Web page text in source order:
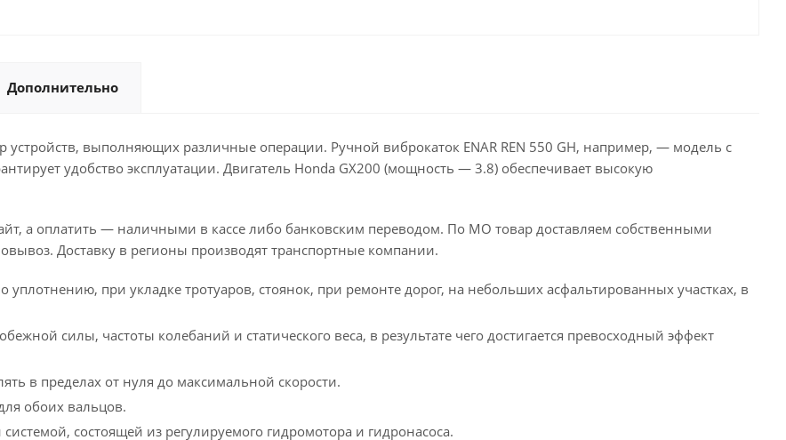
Дополнительно
выполняющих различные операции. Ручной виброкаток ENAR REN 550 GH, например, — модель с
удобство эксплуатации. Двигатель Honda GX200 (мощность — 3.8) обеспечивает высокую
а оплатить — наличными в кассе либо банковским переводом. По МО товар доставляем собственными
Доставку в регионы производят транспортные компании.
при укладке тротуаров, стоянок, при ремонте дорог, на небольших асфальтированных участках, в
силы, частоты колебаний и статического веса, в результате чего достигается превосходный эффект
в пределах от нуля до максимальной скорости.
обоих вальцов.
состоящей из регулируемого гидромотора и гидронасоса.